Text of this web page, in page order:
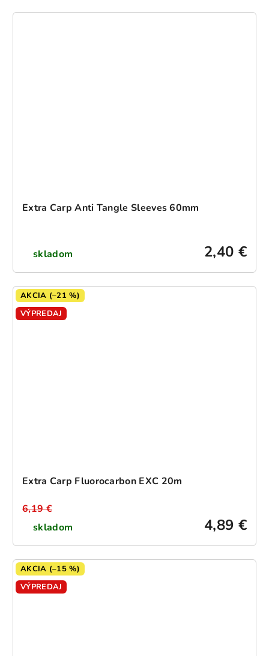
Extra Carp Anti Tangle Sleeves 60mm
skladom 2,40 €
AKCIA (–21 %)
VÝPREDAJ
Extra Carp Fluorocarbon EXC 20m
skladom 4,89 €
6,19 €
AKCIA (–15 %)
VÝPREDAJ